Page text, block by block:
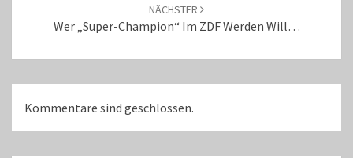
NÄCHSTER
Wer „Super-Champion“ Im ZDF Werden Will…
Kommentare sind geschlossen.